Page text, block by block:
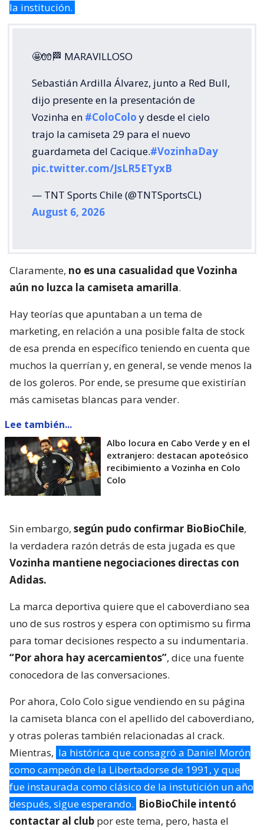
la institución.
🤩🧤🏁 MARAVILLOSO
Sebastián Ardilla Álvarez, junto a Red Bull,
dijo presente en la presentación de
Vozinha en #ColoColo y desde el cielo
trajo la camiseta 29 para el nuevo
guardameta del Cacique.#VozinhaDay
pic.twitter.com/JsLR5ETyxB
— TNT Sports Chile (@TNTSportsCL)
August 6, 2026
Claramente, no es una casualidad que Vozinha
aún no luzca la camiseta amarilla.
Hay teorías que apuntaban a un tema de
marketing, en relación a una posible falta de stock
de esa prenda en específico teniendo en cuenta que
muchos la querrían y, en general, se vende menos la
de los goleros. Por ende, se presume que existirían
más camisetas blancas para vender.
Lee también...
Albo locura en Cabo Verde y en el
extranjero: destacan apoteósico
recibimiento a Vozinha en Colo
Colo
Sin embargo, según pudo confirmar BioBioChile,
la verdadera razón detrás de esta jugada es que
Vozinha mantiene negociaciones directas con
Adidas.
La marca deportiva quiere que el caboverdiano sea
uno de sus rostros y espera con optimismo su firma
para tomar decisiones respecto a su indumentaria.
“Por ahora hay acercamientos”, dice una fuente
conocedora de las conversaciones.
Por ahora, Colo Colo sigue vendiendo en su página
la camiseta blanca con el apellido del caboverdiano,
y otras poleras también relacionadas al crack.
Mientras, la histórica que consagró a Daniel Morón
como campeón de la Libertadorse de 1991, y que
fue instaurada como clásico de la instutición un año
después, sigue esperando. BioBioChile intentó
contactar al club por este tema, pero, hasta el